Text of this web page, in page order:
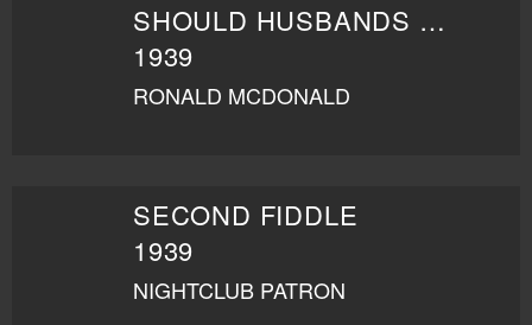
SHOULD HUSBANDS WORK?
1939
RONALD MCDONALD
SECOND FIDDLE
1939
NIGHTCLUB PATRON